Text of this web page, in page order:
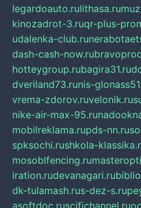
legardoauto.rulithasa.ru
kinozadrot-3.ruqr-plus-
udalenka-club.ru
dash-cash-now.ru
hotteygroup.rubagira31.ru
dveriland73.runis-
vrema-zdorov.ruvelonik.ru
nike-air-max-95.ru
mobilreklama.rupds-nn.ru
spksochi.rushkola-
mosoblfencing.ru
iration.rudevanagari.ru
dk-tulamash.rus-dez-s.ru
asoftdoc.ruscifichannel.ru